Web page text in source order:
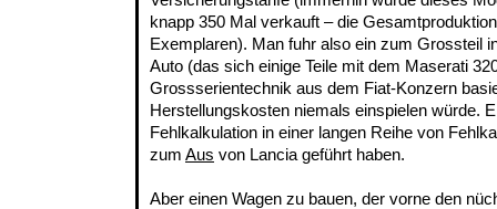
knapp 350 Mal verkauft – die
Exemplaren). Man fuhr also ein zum Grossteil
Auto (das sich einige Teile mit dem Maserati
Grossserientechnik aus dem Fiat-Konzern
Herstellungskosten niemals einspielen würde.
Fehlkalkulation in einer langen Reihe von
zum Aus von Lancia geführt haben.
Aber einen Wagen zu bauen, der vorne den